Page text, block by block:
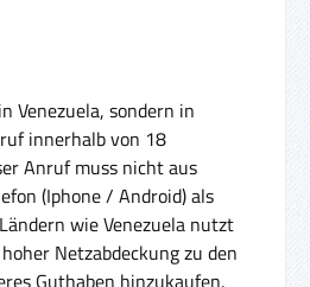
Venezuela, sondern in
innerhalb von 18
Anruf muss nicht aus
(Iphone / Android) als
wie Venezuela nutzt
Netzabdeckung zu den
Guthaben hinzukaufen.